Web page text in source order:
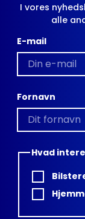
I vores
alle
E-mail
Fornavn
Hvad